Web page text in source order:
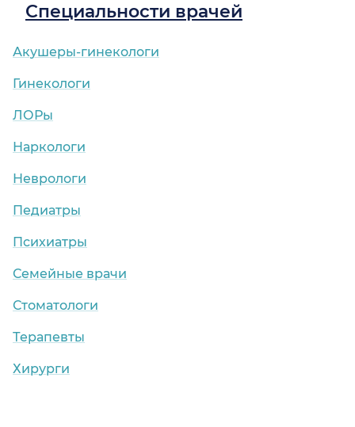
Специальности врачей
Акушеры-гинекологи
Гинекологи
ЛОРы
Наркологи
Неврологи
Педиатры
Психиатры
Семейные врачи
Стоматологи
Терапевты
Хирурги